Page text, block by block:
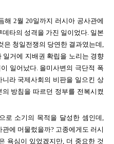
해 2월 20일까지 러시아 공사관에
타의 성격을 가진 일이었다. 일본
은 청일전쟁의 당연한 결과였는데,
거에 지배권 확립을 노리는 경향
일어났다. 을미사변의 극단적 폭
라 국제사회의 비판을 일으킨 상
방침을 따르던 정부를 전복시켰
로 소기의 목적을 달성한 셈인데,
에 머물렀을까? 고종에게도 러시
욕심이 있었겠지만, 더 중요한 것